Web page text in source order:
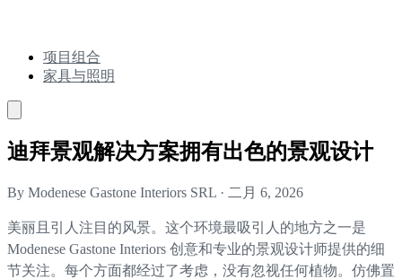
项目组合
家具与照明
迪拜景观解决方案拥有出色的景观设计
By Modenese Gastone Interiors SRL · 二月 6, 2026
美丽且引人注目的风景。这个环境最吸引人的地方之一是
Modenese Gastone Interiors 创意和专业的景观设计师提供的细
节关注。每个方面都经过了考虑，没有忽视任何植物。仿佛置